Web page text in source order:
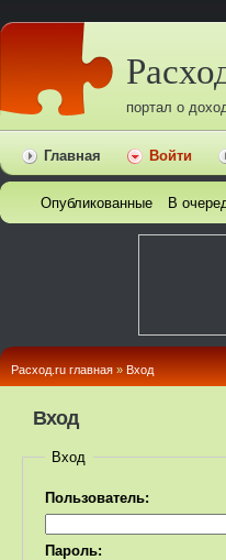
портал о
Главная Войти
Опубликованные В
Расход.ru главная » Вход
Вход
Вход
Пользователь:
Пароль: